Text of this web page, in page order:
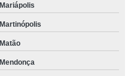
Mariápolis
Martinópolis
Matão
Mendonça